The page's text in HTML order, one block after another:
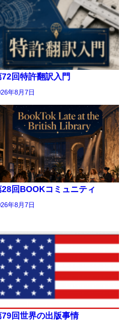
72回特許翻訳入門
年8月7日
28回BOOKコミュニティ
年8月7日
79回世界の出版事情